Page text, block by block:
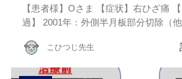
【患者様】Oさま 【症状】右ひざ痛
過】 2001年：外側半月板部分切除（他
月：滑膜幹細胞投与 →MRIにて軟骨再
こひつじ先生